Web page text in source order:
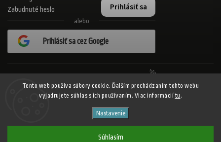
Tento web používa súbory cookie. Ďalším prechádzaním tohto webu
vyjadrujete súhlas s ich používaním. Viac informácií tu .
Nastavenie
Súhlasím
Prihlásiť sa
Zabudnuté heslo
alebo
Prihlásiť sa cez Google
ADISPORT.sk - adidas online športový obchod
práva vyhradené.